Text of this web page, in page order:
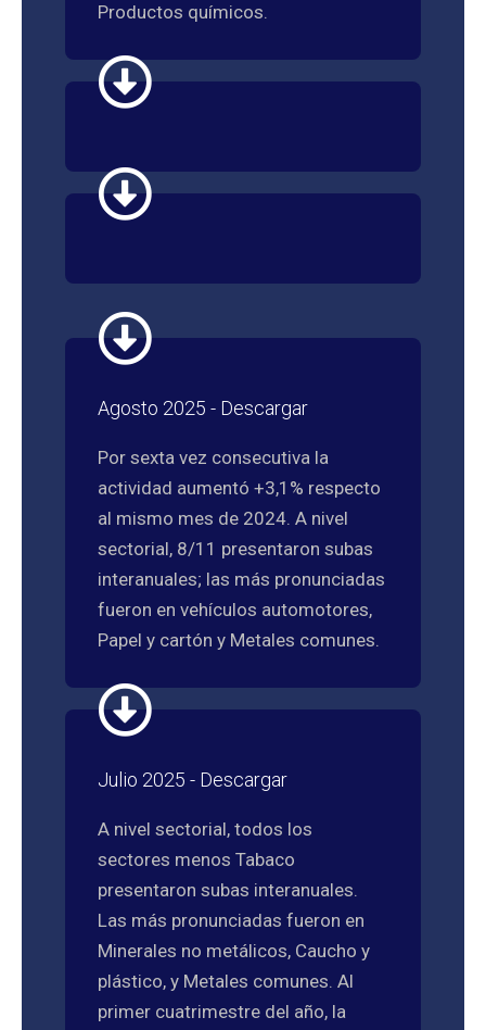
Productos químicos.
Agosto 2025 - Descargar
Por sexta vez consecutiva la
actividad aumentó +3,1% respecto
al mismo mes de 2024. A nivel
sectorial, 8/11 presentaron subas
interanuales; las más pronunciadas
fueron en vehículos automotores,
Papel y cartón y Metales comunes.
Julio 2025 - Descargar
A nivel sectorial, todos los
sectores menos Tabaco
presentaron subas interanuales.
Las más pronunciadas fueron en
Minerales no metálicos, Caucho y
plástico, y Metales comunes. Al
primer cuatrimestre del año, la